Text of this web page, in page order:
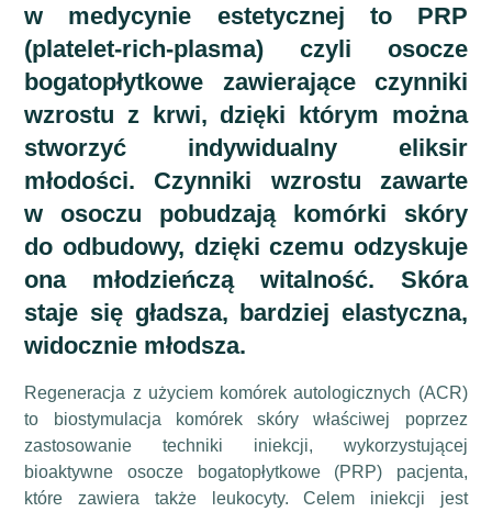
w medycynie estetycznej to PRP
(platelet-rich-plasma) czyli osocze
bogatopłytkowe zawierające czynniki
wzrostu z krwi, dzięki którym można
stworzyć indywidualny eliksir
młodości. Czynniki wzrostu zawarte
w osoczu pobudzają komórki skóry
do odbudowy, dzięki czemu odzyskuje
ona młodzieńczą witalność. Skóra
staje się gładsza, bardziej elastyczna,
widocznie młodsza.
Regeneracja z użyciem komórek autologicznych (ACR)
to biostymulacja komórek skóry właściwej poprzez
zastosowanie techniki iniekcji, wykorzystującej
bioaktywne osocze bogatopłytkowe (PRP) pacjenta,
które zawiera także leukocyty. Celem iniekcji jest